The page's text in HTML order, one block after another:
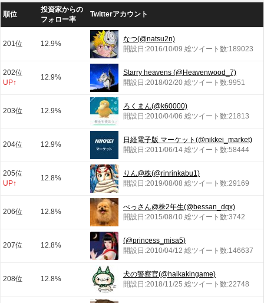
順位
投資家からの
フォロー率
Twitterアカウント
201位 12.9%
なつ(@natsu2n)
開設日:2016/10/09 総ツイート数:189023
202位
UP↑
12.9%
Starry heavens (@Heavenwood_7)
開設日:2018/02/20 総ツイート数:9951
203位 12.9%
ろくまん(@k60000)
開設日:2010/04/06 総ツイート数:21813
204位 12.9%
日経電子版 マーケット(@nikkei_market)
開設日:2011/06/14 総ツイート数:58444
205位
UP↑
12.8%
りん@株(@rinrinkabu1)
開設日:2019/08/08 総ツイート数:29169
206位 12.8%
べっさん@株2年生(@bessan_dqx)
開設日:2015/08/10 総ツイート数:3742
207位 12.8%
(@princess_misa5)
開設日:2010/04/12 総ツイート数:146637
208位 12.8%
犬の警察官(@haikakingame)
開設日:2018/11/25 総ツイート数:22748